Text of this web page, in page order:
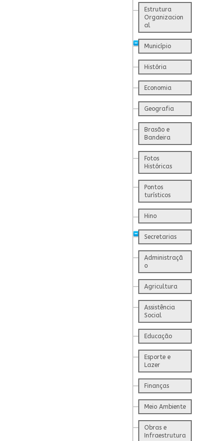
Estrutura
Organizacion
al
Município
História
Economia
Geografia
Brasão e
Bandeira
Fotos
Históricas
Pontos
turísticos
Hino
Secretarias
Administraçã
o
Agricultura
Assistência
Social
Educação
Esporte e
Lazer
Finanças
Meio Ambiente
Obras e
Infraestrutura